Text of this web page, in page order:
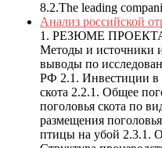
8.2.The leading
Анализ российской
1. РЕЗЮМЕ ПРОЕКТА
Методы и источники
выводы по
РФ 2.1. Инвестиции в
скота 2.2.1. Общее
поголовья скота по
размещения
птицы на убой 2.3.1.